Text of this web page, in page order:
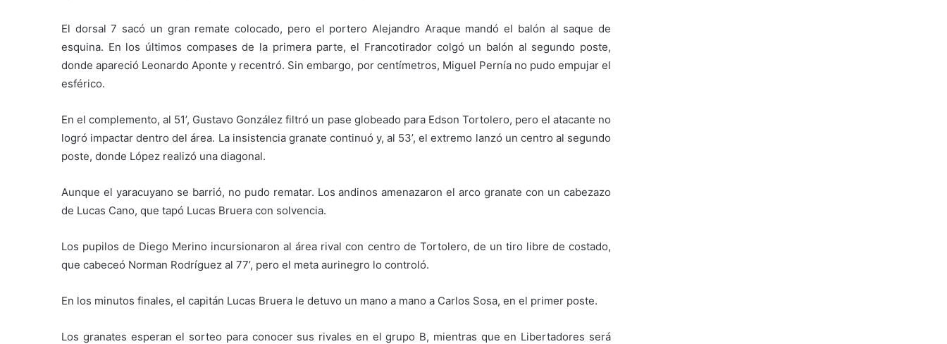
El dorsal 7 sacó un gran remate colocado, pero el portero Alejandro Araque mandó el balón al saque de
esquina. En los últimos compases de la primera parte, el Francotirador colgó un balón al segundo poste,
donde apareció Leonardo Aponte y recentró. Sin embargo, por centímetros, Miguel Pernía no pudo empujar el
esférico.
En el complemento, al 51’, Gustavo González filtró un pase globeado para Edson Tortolero, pero el atacante no
logró impactar dentro del área. La insistencia granate continuó y, al 53’, el extremo lanzó un centro al segundo
poste, donde López realizó una diagonal.
Aunque el yaracuyano se barrió, no pudo rematar. Los andinos amenazaron el arco granate con un cabezazo
de Lucas Cano, que tapó Lucas Bruera con solvencia.
Los pupilos de Diego Merino incursionaron al área rival con centro de Tortolero, de un tiro libre de costado,
que cabeceó Norman Rodríguez al 77’, pero el meta aurinegro lo controló.
En los minutos finales, el capitán Lucas Bruera le detuvo un mano a mano a Carlos Sosa, en el primer poste.
Los granates esperan el sorteo para conocer sus rivales en el grupo B, mientras que en Libertadores será